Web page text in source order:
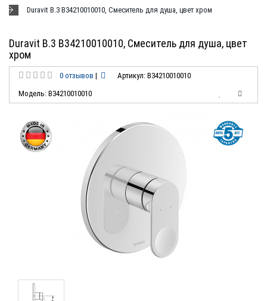
Duravit B.3 B34210010010, Смеситель для душа, цвет хром
Duravit B.3 B34210010010, Смеситель для душа, цвет
хром
0 отзывов |
Артикул: B34210010010
Модель: B34210010010